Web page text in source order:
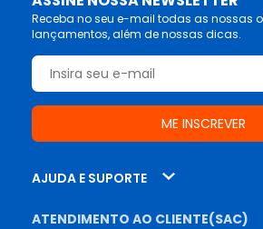
Receba no seu e-mail todas as nossas
lançamentos, além de nossas dicas.
AJUDA E SUPORTE
ATENDIMENTO AO CLIENTE(SAC)